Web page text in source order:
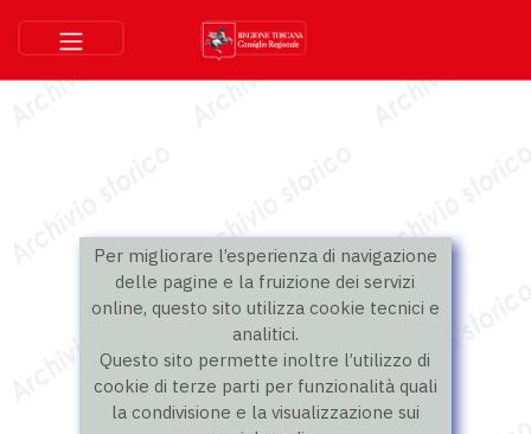
Per migliorare l’esperienza di navigazione
delle pagine e la fruizione dei servizi
online, questo sito utilizza cookie tecnici e
analitici.
Questo sito permette inoltre l’utilizzo di
cookie di terze parti per funzionalità quali
la condivisione e la visualizzazione sui